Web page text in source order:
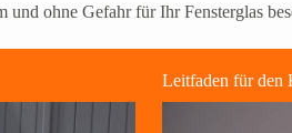
ohne Gefahr für Ihr Fensterglas
Leitfaden für den